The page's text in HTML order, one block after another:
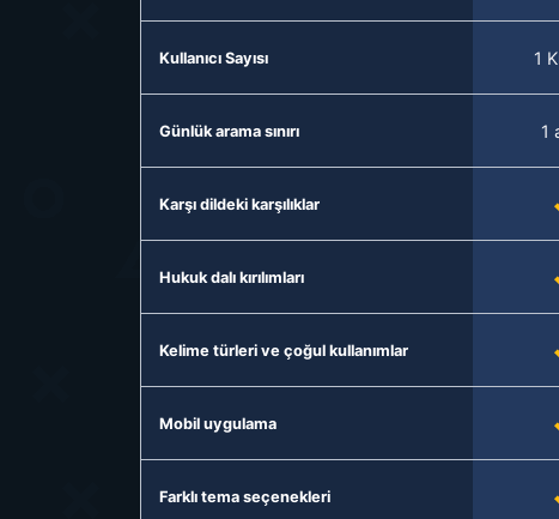
Kullanıcı Sayısı 1
Günlük arama sınırı 1
Karşı dildeki karşılıklar
Hukuk dalı kırılımları
Kelime türleri ve çoğul kullanımlar
Mobil uygulama
Farklı tema seçenekleri